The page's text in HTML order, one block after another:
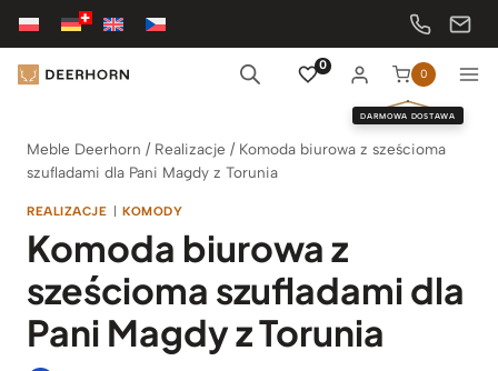
Przejdź
treści
0
0
DARMOWA DOSTAWA
Meble Deerhorn / Realizacje / Komoda biurowa z sześcioma
szufladami dla Pani Magdy z Torunia
REALIZACJE | KOMODY
Komoda biurowa z
sześcioma szufladami dla
Pani Magdy z Torunia